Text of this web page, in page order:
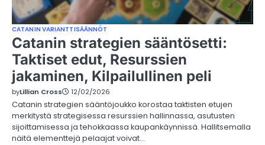
CATANIN VARIANTTISÄÄNNÖT
Catanin strategien sääntösetti:
Taktiset edut, Resurssien
jakaminen, Kilpailullinen peli
byLillian Cross 12/02/2026
Catanin strategien sääntöjoukko korostaa taktisten etujen
merkitystä strategisessa resurssien hallinnassa, asutusten
sijoittamisessa ja tehokkaassa kaupankäynnissä. Hallitsemalla
näitä elementtejä pelaajat voivat…